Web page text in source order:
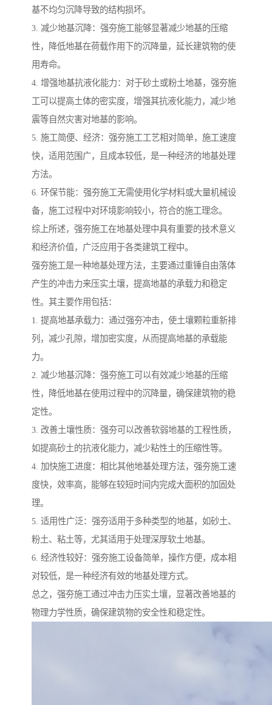
基不均匀沉降导致的结构损坏。
3. 减少地基沉降：强夯施工能够显著减少地基的压缩
性，降低地基在荷载作用下的沉降量，延长建筑物的使
用寿命。
4. 增强地基抗液化能力：对于砂土或粉土地基，强夯施
工可以提高土体的密实度，增强其抗液化能力，减少地
震等自然灾害对地基的影响。
5. 施工简便、经济：强夯施工工艺相对简单，施工速度
快，适用范围广，且成本较低，是一种经济的地基处理
方法。
6. 环保节能：强夯施工无需使用化学材料或大量机械设
备，施工过程中对环境影响较小，符合的施工理念。
综上所述，强夯施工在地基处理中具有重要的技术意义
和经济价值，广泛应用于各类建筑工程中。
强夯施工是一种地基处理方法，主要通过重锤自由落体
产生的冲击力来压实土壤，提高地基的承载力和稳定
性。其主要作用包括：
1. 提高地基承载力：通过强夯冲击，使土壤颗粒重新排
列，减少孔隙，增加密实度，从而提高地基的承载能
力。
2. 减少地基沉降：强夯施工可以有效减少地基的压缩
性，降低地基在使用过程中的沉降量，确保建筑物的稳
定性。
3. 改善土壤性质：强夯可以改善软弱地基的工程性质，
如提高砂土的抗液化能力，减少粘性土的压缩性等。
4. 加快施工进度：相比其他地基处理方法，强夯施工速
度快，效率高，能够在较短时间内完成大面积的加固处
理。
5. 适用性广泛：强夯适用于多种类型的地基，如砂土、
粉土、粘土等，尤其适用于处理深厚软土地基。
6. 经济性较好：强夯施工设备简单，操作方便，成本相
对较低，是一种经济有效的地基处理方式。
总之，强夯施工通过冲击力压实土壤，显著改善地基的
物理力学性质，确保建筑物的安全性和稳定性。